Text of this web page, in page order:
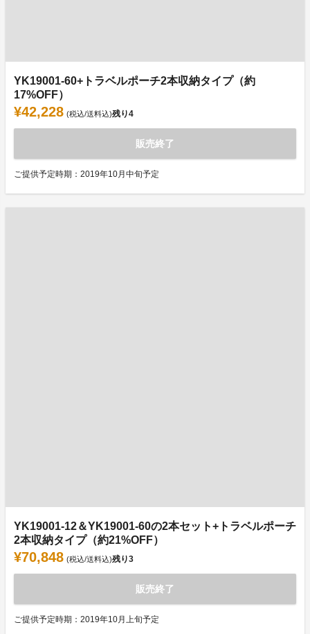
YK19001-60+トラベルポーチ2本収納タイプ（約
17%OFF）
¥42,228 (税込/送料込)残り4
販売終了
ご提供予定時期：2019年10月中旬予定
YK19001-12＆YK19001-60の2本セット+トラベルポーチ
2本収納タイプ（約21%OFF）
¥70,848 (税込/送料込)残り3
販売終了
ご提供予定時期：2019年10月上旬予定